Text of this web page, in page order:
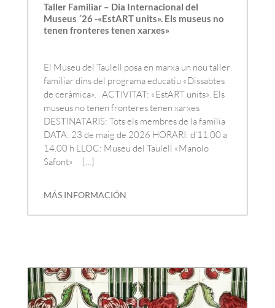
Taller Familiar – Dia Internacional del
Museus ´26 -«EstART units». Els museus no
tenen fronteres tenen xarxes»
El Museu del Taulell posa en marxa un nou taller
familiar dins del programa educatiu «Dissabtes
de ceràmica». ACTIVITAT: «EstART units». Els
museus no tenen fronteres tenen xarxes
DESTINATARIS: Tots els membres de la família
DATA: 23 de maig de 2026 HORARI: d’11.00 a
14.00 h LLOC: Museu del Taulell «Manolo
Safont» […]
MÁS INFORMACIÓN